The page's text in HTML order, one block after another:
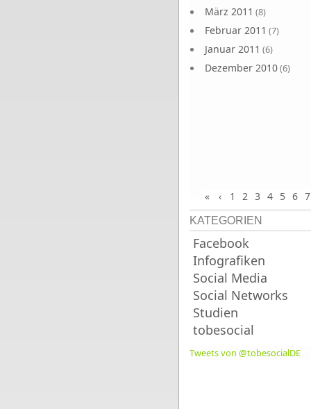
März 2011 (8)
Februar 2011 (7)
Januar 2011 (6)
Dezember 2010(6)
« ‹ 1 2 3 4 5 6 7
KATEGORIEN
Facebook
Infografiken
Social Media
Social Networks
Studien
tobesocial
Tweets von @tobesocialDE